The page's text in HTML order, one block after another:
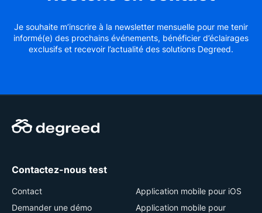
Je souhaite m’inscrire à la newsletter mensuelle pour me tenir
informé(e) des prochains événements, bénéficier d’éclairages
exclusifs et recevoir l’actualité des solutions Degreed.
Contactez-nous test
Contact
Demander une démo
Application mobile pour iOS
Application mobile pour